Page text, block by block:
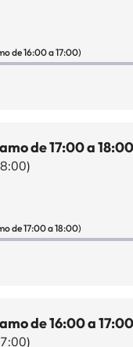
de 16:00 a 17:00)
de 17:00 a
de 17:00 a 18:00)
de 16:00 a